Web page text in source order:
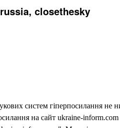
e
closethesky
систем гіперпосилання
на сайт ukraine-